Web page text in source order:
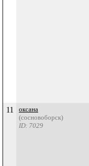
11
оксана
(сосновоборск)
ID: 7029